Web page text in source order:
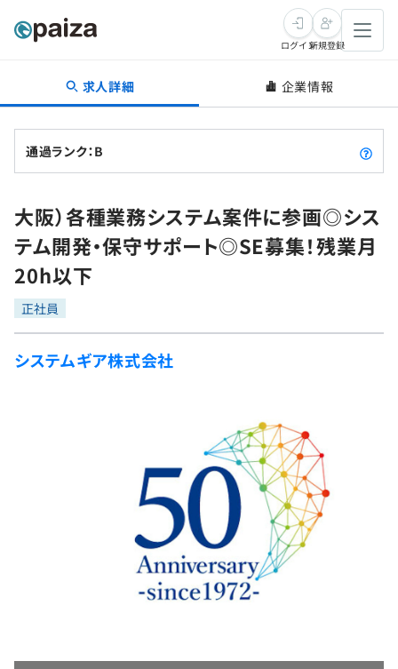
転職・キャリア
転職成功ガイド
転職エージェント
インタビュー
転職成功ガイド
新卒就活
求人検索
本選考
インターン
新卒エージェント
学習
問題集
4択課題
プログラミング言語
ゲーム・マンガ
ログイン新規登録
求人詳細 企業情報
通過ランク：B
大阪）各種業務システム案件に参画◎シス
テム開発・保守サポート◎SE募集！残業月
20h以下
正社員
システムギア株式会社